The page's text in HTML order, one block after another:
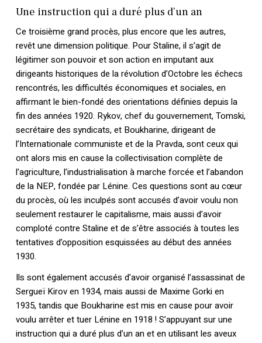
Une instruction qui a duré plus d’un an
Ce troisième grand procès, plus encore que les autres,
revêt une dimension politique. Pour Staline, il s’agit de
légitimer son pouvoir et son action en imputant aux
dirigeants historiques de la révolution d’Octobre les échecs
rencontrés, les difficultés économiques et sociales, en
affirmant le bien-fondé des orientations définies depuis la
fin des années 1920. Rykov, chef du gouvernement, Tomski,
secrétaire des syndicats, et Boukharine, dirigeant de
l’Internationale communiste et de la Pravda, sont ceux qui
ont alors mis en cause la collectivisation complète de
l’agriculture, l’industrialisation à marche forcée et l’abandon
de la NEP, fondée par Lénine. Ces questions sont au cœur
du procès, où les inculpés sont accusés d’avoir voulu non
seulement restaurer le capitalisme, mais aussi d’avoir
comploté contre Staline et de s’être associés à toutes les
tentatives d’opposition esquissées au début des années
1930.
Ils sont également accusés d’avoir organisé l’assassinat de
Sergueï Kirov en 1934, mais aussi de Maxime Gorki en
1935, tandis que Boukharine est mis en cause pour avoir
voulu arrêter et tuer Lénine en 1918 ! S’appuyant sur une
instruction qui a duré plus d’un an et en utilisant les aveux